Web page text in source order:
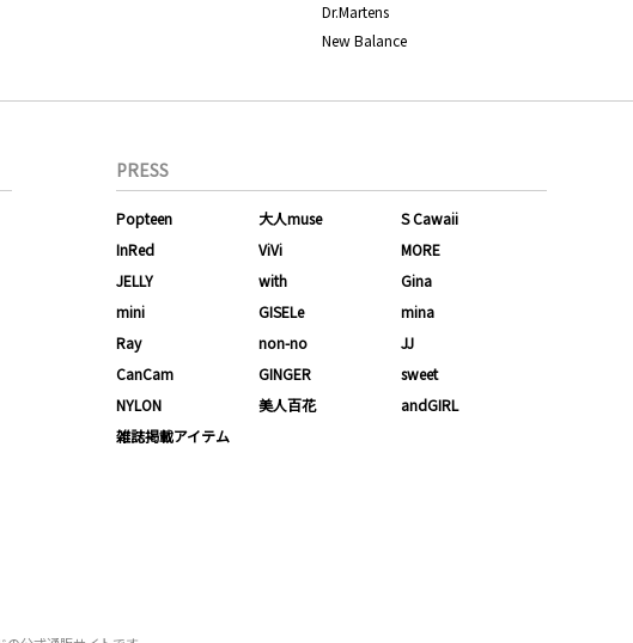
Dr.Martens
New Balance
PRESS
Popteen 大人muse
S Cawaii
InRed
ViVi
MORE
JELLY
with
Gina
mini
GISELe
mina
Ray
non-no
JJ
CanCam
GINGER
sweet
NYLON
美人百花
andGIRL
雑誌掲載アイテム